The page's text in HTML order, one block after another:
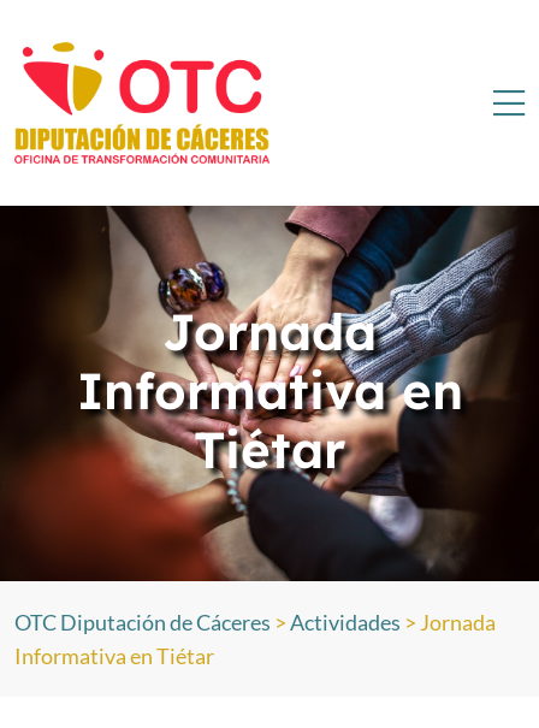
Jornada
Informativa en
Tiétar
OTC Diputación de Cáceres >Actividades > Jornada
Informativa en Tiétar